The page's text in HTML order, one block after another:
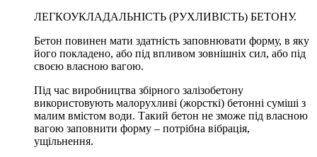
ЛЕГКОУКЛАДАЛЬНІСТЬ (РУХЛИВІСТЬ) БЕТОНУ.
Бетон повинен мати здатність заповнювати форму, в яку
його покладено, або під впливом зовнішніх сил, або під
своєю власною вагою.
Під час виробництва збірного залізобетону
використовують малорухливі (жорсткі) бетонні суміші з
малим вмістом води. Такий бетон не зможе під власною
вагою заповнити форму – потрібна вібрація,
ущільнення.